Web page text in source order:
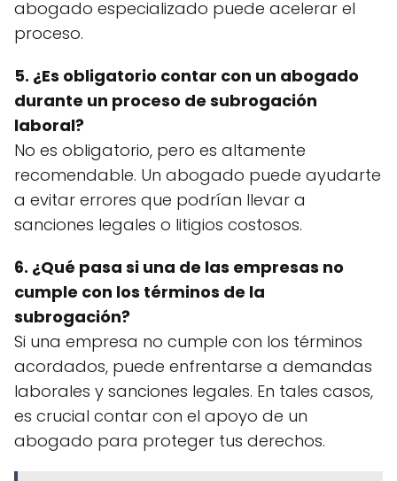
abogado especializado puede acelerar el
proceso.
5. ¿Es obligatorio contar con un abogado
durante un proceso de subrogación
laboral?
No es obligatorio, pero es altamente
recomendable. Un abogado puede ayudarte
a evitar errores que podrían llevar a
sanciones legales o litigios costosos.
6. ¿Qué pasa si una de las empresas no
cumple con los términos de la
subrogación?
Si una empresa no cumple con los términos
acordados, puede enfrentarse a demandas
laborales y sanciones legales. En tales casos,
es crucial contar con el apoyo de un
abogado para proteger tus derechos.